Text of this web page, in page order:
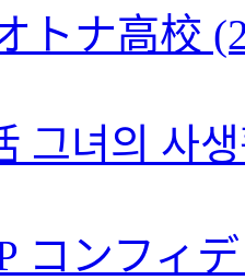
トナ高校
그녀의 사
コンフィ